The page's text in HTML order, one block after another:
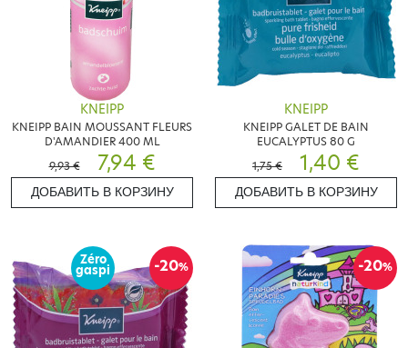
KNEIPP
KNEIPP BAIN MOUSSANT FLEURS
D'AMANDIER 400 ML
9,93 €
7,94 €
ДОБАВИТЬ В КОРЗИНУ
KNEIPP
KNEIPP GALET DE BAIN
EUCALYPTUS 80 G
1,75 €
1,40 €
ДОБАВИТЬ В КОРЗИНУ
-20%
Zéro
gaspi -20%